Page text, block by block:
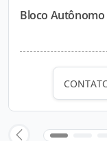
Bloco Autônomo